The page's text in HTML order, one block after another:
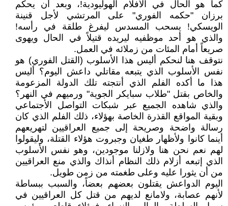
كما هو الحال في الأفلام الهوليودية!، وبعد أن يحكم
برزان "حكمه الفوري" على المرتشي لأجل قنينة
الويسكي! يسحب المسدس ليفرغ طلقة في رأسه!
والذي هو أحد موظفيه ليريده قتيلاً في الحال ويهوى
صريعاً أمام المئات من زملائه في العمل.
نتوقف هنا لنحكم أليس هذا الأسلوب (القتل الفوري) هو
نفس الأسلوب الذي يتبعه مقاتلي داعش اليوم؟ أليس
هذا ما أكده الفلم الذي أنتجته تلك الدولة المزعومة
والخاص بقتل "طلاب سبايكر الجوية" ورميهم في النهر؟
والذي شاهده الجميع عبر شبكات التواصل الأجتماعي
وبقية المواقع القذرة الخاصة بهؤلاء، ذلك الفلم الذي كان
رسالة واضحة وصريحة إلى جميع العراقيين لتهريعهم
أينما كانوا ولأظهار طغيان وجبروت هؤلاء القتلة، وليقولوا
لهم نعم نحن هنا ولازلنا موجودين، وهو نفس الأسلوب
الذي إتبعه أزلام ذلك النظام أنذاك والذي منع العراقيين
من أن يثورا عليه وعلى طغمته من زمن طويل.
اليوم الدواعش يقتلون بعضهم بعضاً، والسبب ببساطة
لأنهم عصابة، ولامانع لديهم من قتل كل العراقيين في